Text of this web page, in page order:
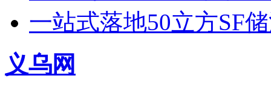
一站式落地50立方SF
义乌网